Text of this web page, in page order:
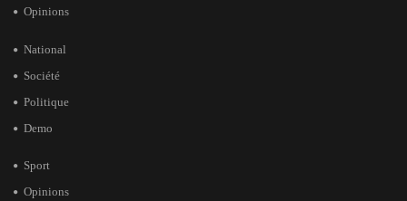
Opinions
National
Société
Politique
Demo
Sport
Opinions